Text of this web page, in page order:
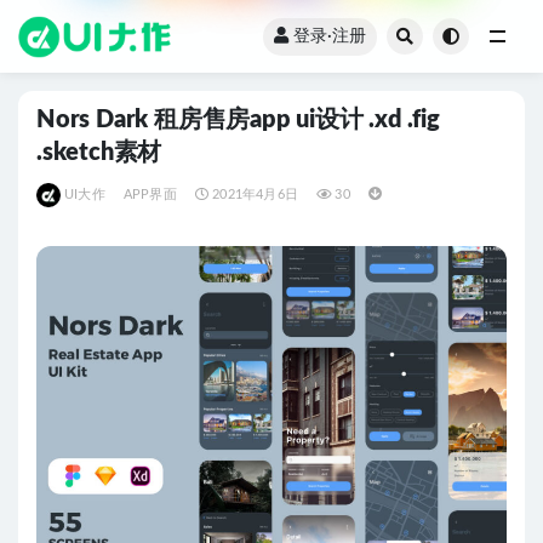
登录·注册
Nors Dark 租房售房app ui设计 .xd .fig
.sketch素材
UI大作 APP界面 2021年4月6日 30